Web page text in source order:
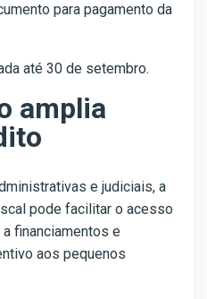
para pagamento da
até 30 de setembro.
amplia
e judiciais, a
pode facilitar o acesso
financiamentos e
aos pequenos